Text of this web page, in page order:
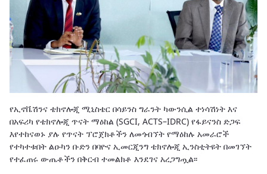
የኢኖቬሽንና ቴክኖሎጂ ሚኒስቴር በሳይንስ ግራንት ካውንሲል ተነሳሽነት እና
በአፍሪካ የቴክኖሎጂ ጥናት ማዕከል (SGCI, ACTS–IDRC) የፋይናንስ ድጋፍ
እየተከናወኑ ያሉ የጥናት ፕሮጀክቶችን ለመጎብኘት የማዕከሉ አመራሮች
የተካተቱበት ልዑካን ቡድን በባዮና ኢመርጂንግ ቴክኖሎጂ ኢንስቲትዩት በመገኘት
የተፈጠሩ ውጤቶችን በቅርብ ተመልክቶ እንደገና አረጋግጧል፡፡